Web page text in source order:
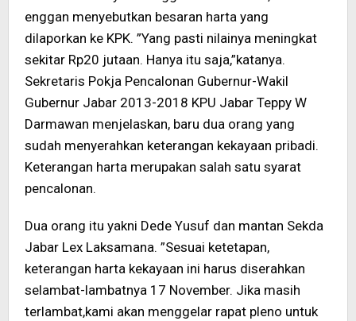
enggan menyebutkan besaran harta yang
dilaporkan ke KPK. ”Yang pasti nilainya meningkat
sekitar Rp20 jutaan. Hanya itu saja,”katanya.
Sekretaris Pokja Pencalonan Gubernur-Wakil
Gubernur Jabar 2013-2018 KPU Jabar Teppy W
Darmawan menjelaskan, baru dua orang yang
sudah menyerahkan keterangan kekayaan pribadi.
Keterangan harta merupakan salah satu syarat
pencalonan.
Dua orang itu yakni Dede Yusuf dan mantan Sekda
Jabar Lex Laksamana. ”Sesuai ketetapan,
keterangan harta kekayaan ini harus diserahkan
selambat-lambatnya 17 November. Jika masih
terlambat,kami akan menggelar rapat pleno untuk